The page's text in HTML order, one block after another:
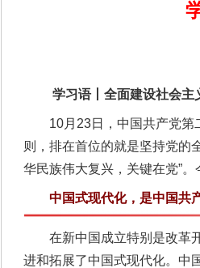
学习语丨全面建设社会主
10月23日，中国共产党第二
则，排在首位的就是坚持党的
华民族伟大复兴，关键在党”
中国式现代化，是中国共
在新中国成立特别是改革开
进和拓展了中国式现代化。中